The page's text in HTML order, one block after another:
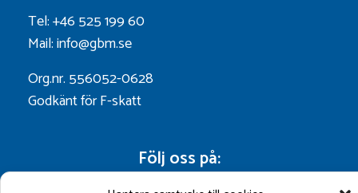
Tel: +46 525 199 60
Mail: info@gbm.se
Org.nr. 556052-0628
Godkänt för F-skatt
Följ oss på: